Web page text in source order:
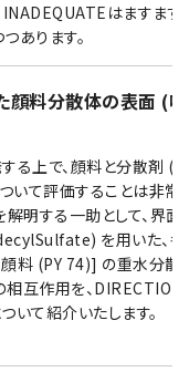
はますます
あります。
料分散体の表面 (吸
る上で、顔料と分散剤 (界
て評価することは非常
明する一助として、界面
を用いた、各
料 (PY 74)] の重水分散
互作用を、DIRECTION
いて紹介いたします。